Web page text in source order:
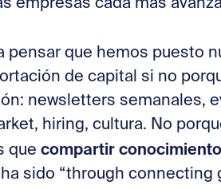
empresas cada más
pensar que hemos puesto
de capital si no
newsletters semanales,
hiring, cultura. No
que compartir conocimiento
sido “through connecting